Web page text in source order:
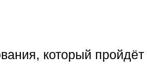
который